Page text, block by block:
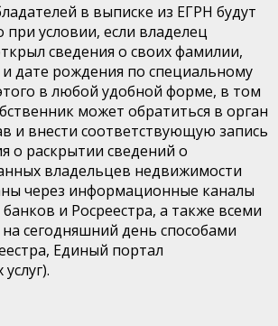
в выписке из ЕГРН будут
условии, если владелец
сведения о своих фамилии,
дате рождения по специальному
в любой удобной форме, в том
может обратиться в орган
и внести соответствующую запись
о раскрытии сведений о
владельцев недвижимости
через информационные каналы
и Росреестра, а также всеми
сегодняшний день способами
Единый портал